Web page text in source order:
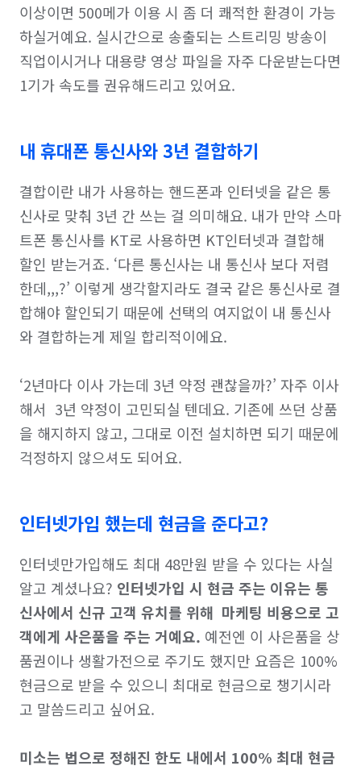
이상이면 500메가 이용 시 좀 더 쾌적한 환경이 가능
하실거예요. 실시간으로 송출되는 스트리밍 방송이
직업이시거나 대용량 영상 파일을 자주 다운받는다면
1기가 속도를 권유해드리고 있어요.
내 휴대폰 통신사와 3년 결합하기
결합이란 내가 사용하는 핸드폰과 인터넷을 같은 통
신사로 맞춰 3년 간 쓰는 걸 의미해요. 내가 만약 스마
트폰 통신사를 KT로 사용하면 KT인터넷과 결합해
할인 받는거죠. ‘다른 통신사는 내 통신사 보다 저렴
한데,,,?’ 이렇게 생각할지라도 결국 같은 통신사로 결
합해야 할인되기 때문에 선택의 여지없이 내 통신사
와 결합하는게 제일 합리적이에요.
‘2년마다 이사 가는데 3년 약정 괜찮을까?’ 자주 이사
해서  3년 약정이 고민되실 텐데요. 기존에 쓰던 상품
을 해지하지 않고, 그대로 이전 설치하면 되기 때문에
걱정하지 않으셔도 되어요.
인터넷가입 했는데 현금을 준다고?
인터넷만가입해도 최대 48만원 받을 수 있다는 사실
알고 계셨나요? 인터넷가입 시 현금 주는 이유는 통
신사에서 신규 고객 유치를 위해  마케팅 비용으로 고
객에게 사은품을 주는 거예요. 예전엔 이 사은품을 상
품권이나 생활가전으로 주기도 했지만 요즘은 100%
현금으로 받을 수 있으니 최대로 현금으로 챙기시라
고 말씀드리고 싶어요.
미소는 법으로 정해진 한도 내에서 100% 최대 현금